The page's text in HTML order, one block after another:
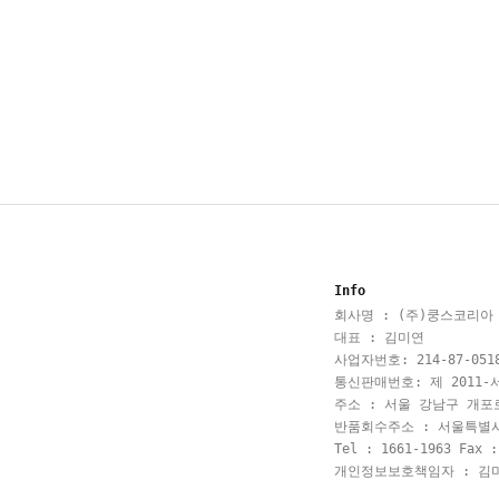
Info
회사명 : (주)쿵스코리아
대표 : 김미연
사업자번호: 214-87-
통신판매번호: 제 2011-
주소 : 서울 강남구 개포
반품회수주소 : 서울특별
Tel : 1661-1963 Fax :
개인정보보호책임자 :